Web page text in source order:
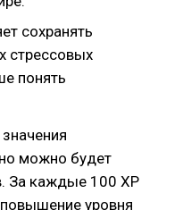
сохранять
стрессовых
понять
можно будет
За каждые 100 ХР
уровня